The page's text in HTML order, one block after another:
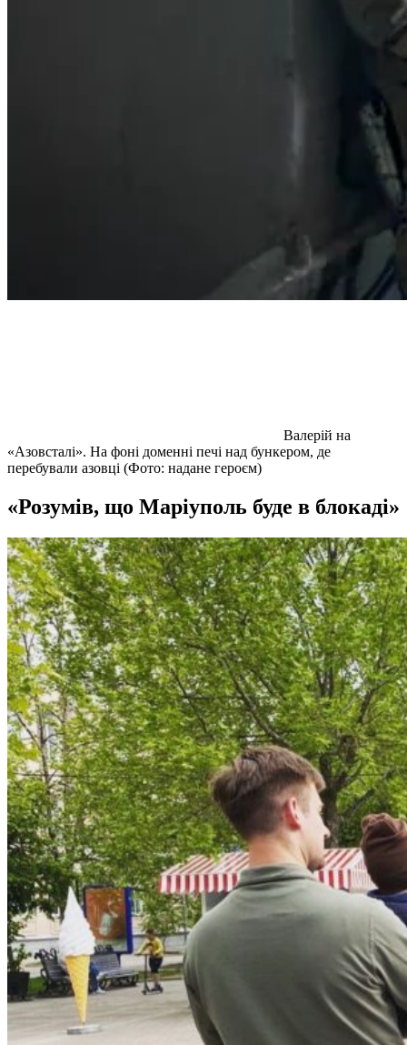
Валерій на
«Азовсталі». На фоні доменні печі над бункером, де
перебували азовці (Фото: надане героєм)
«Розумів, що Маріуполь буде в блокаді»